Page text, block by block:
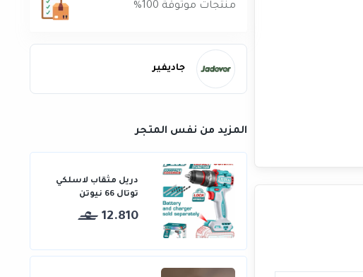
منتجات موثوقة 100%
جاديفير
المزيد من نفس المتجر
دريل مثقاب لاسلكي
توتال 66 نيوتن
12.810